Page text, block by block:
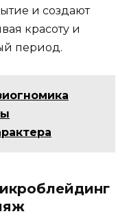
и создают
красоту и
период.​